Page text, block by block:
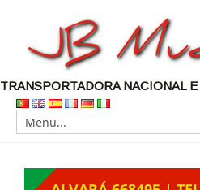
TRANSPORTADORA NACIONAL